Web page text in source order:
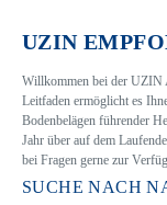
UZIN
Willkommen bei der UZIN
Leitfaden ermöglicht es
Bodenbelägen führender
Jahr über auf dem
bei Fragen gerne zur
SUCHE NACH